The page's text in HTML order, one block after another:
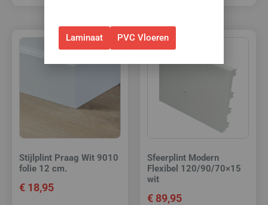
Stijlplint Praag Wit 9010
folie 12 cm.
€ 18,95
Sfeerplint Modern
Flexibel 120/90/70×15
wit
€ 89,95
Laminaat PVC Vloeren